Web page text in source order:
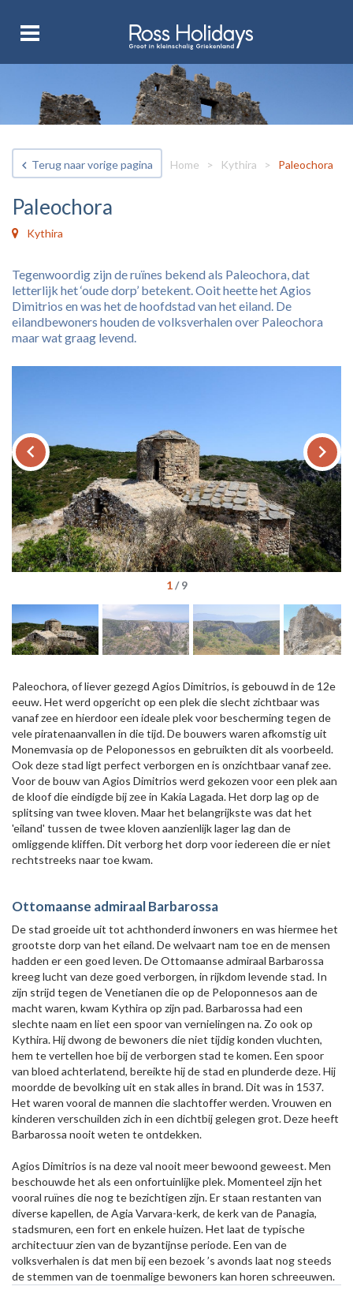
Terug naar vorige pagina Home > Kythira > Paleochora
Paleochora
Kythira
Tegenwoordig zijn de ruïnes bekend als Paleochora, dat
letterlijk het ‘oude dorp’ betekent. Ooit heette het Agios
Dimitrios en was het de hoofdstad van het eiland. De
eilandbewoners houden de volksverhalen over Paleochora
maar wat graag levend.
keyboard_arrow_left keyboard_arrow_right
1/9
Paleochora, of liever gezegd Agios Dimitrios, is gebouwd in de 12e
eeuw. Het werd opgericht op een plek die slecht zichtbaar was
vanaf zee en hierdoor een ideale plek voor bescherming tegen de
vele piratenaanvallen in die tijd. De bouwers waren afkomstig uit
Monemvasia op de Peloponessos en gebruikten dit als voorbeeld.
Ook deze stad ligt perfect verborgen en is onzichtbaar vanaf zee.
Voor de bouw van Agios Dimitrios werd gekozen voor een plek aan
de kloof die eindigde bij zee in Kakia Lagada. Het dorp lag op de
splitsing van twee kloven. Maar het belangrijkste was dat het
'eiland' tussen de twee kloven aanzienlijk lager lag dan de
omliggende kliffen. Dit verborg het dorp voor iedereen die er niet
rechtstreeks naar toe kwam.
Ottomaanse admiraal Barbarossa
De stad groeide uit tot achthonderd inwoners en was hiermee het
grootste dorp van het eiland. De welvaart nam toe en de mensen
hadden er een goed leven. De Ottomaanse admiraal Barbarossa
kreeg lucht van deze goed verborgen, in rijkdom levende stad. In
zijn strijd tegen de Venetianen die op de Peloponnesos aan de
macht waren, kwam Kythira op zijn pad. Barbarossa had een
slechte naam en liet een spoor van vernielingen na. Zo ook op
Kythira. Hij dwong de bewoners die niet tijdig konden vluchten,
hem te vertellen hoe bij de verborgen stad te komen. Een spoor
van bloed achterlatend, bereikte hij de stad en plunderde deze. Hij
moordde de bevolking uit en stak alles in brand. Dit was in 1537.
Het waren vooral de mannen die slachtoffer werden. Vrouwen en
kinderen verschuilden zich in een dichtbij gelegen grot. Deze heeft
Barbarossa nooit weten te ontdekken.
Agios Dimitrios is na deze val nooit meer bewoond geweest. Men
beschouwde het als een onfortuinlijke plek. Momenteel zijn het
vooral ruïnes die nog te bezichtigen zijn. Er staan restanten van
diverse kapellen, de Agia Varvara-kerk, de kerk van de Panagia,
stadsmuren, een fort en enkele huizen. Het laat de typische
architectuur zien van de byzantijnse periode. Een van de
volksverhalen is dat men bij een bezoek ’s avonds laat nog steeds
de stemmen van de toenmalige bewoners kan horen schreeuwen.